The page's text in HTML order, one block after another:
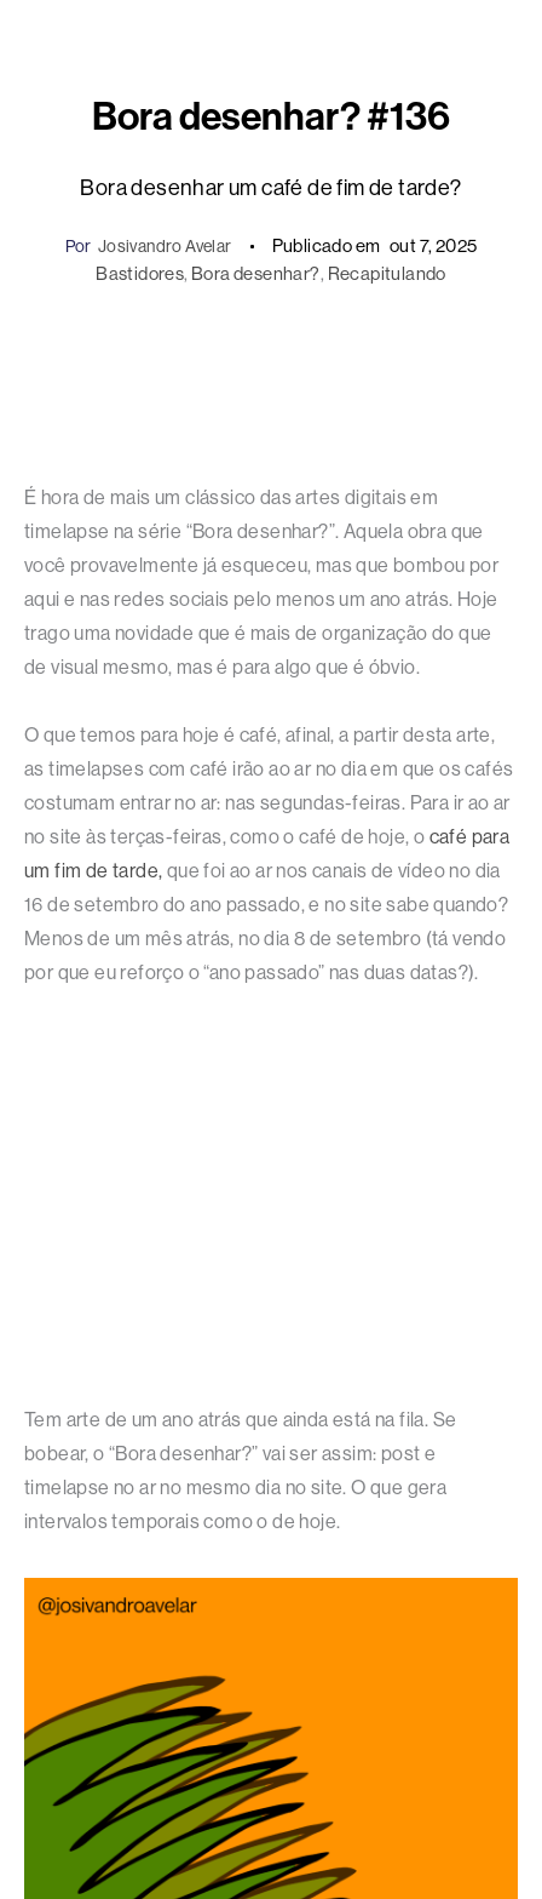
Bora desenhar? #136
Bora desenhar um café de fim de tarde?
Por Josivandro Avelar Publicado em out 7, 2025
Bastidores, Bora desenhar?, Recapitulando
É hora de mais um clássico das artes digitais em
timelapse na série “Bora desenhar?”. Aquela obra que
você provavelmente já esqueceu, mas que bombou por
aqui e nas redes sociais pelo menos um ano atrás. Hoje
trago uma novidade que é mais de organização do que
de visual mesmo, mas é para algo que é óbvio.
O que temos para hoje é café, afinal, a partir desta arte,
as timelapses com café irão ao ar no dia em que os cafés
costumam entrar no ar: nas segundas-feiras. Para ir ao ar
no site às terças-feiras, como o café de hoje, o café para
um fim de tarde, que foi ao ar nos canais de vídeo no dia
16 de setembro do ano passado, e no site sabe quando?
Menos de um mês atrás, no dia 8 de setembro (tá vendo
por que eu reforço o “ano passado” nas duas datas?).
Tem arte de um ano atrás que ainda está na fila. Se
bobear, o “Bora desenhar?” vai ser assim: post e
timelapse no ar no mesmo dia no site. O que gera
intervalos temporais como o de hoje.